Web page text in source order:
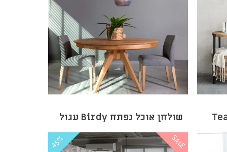
שולחן אוכל נפתח Birdy עגול
45% SALE